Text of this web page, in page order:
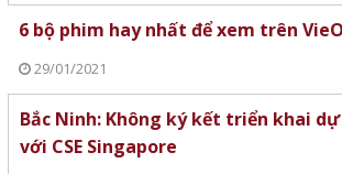
6 bộ phim hay nhất để xem trên
29/01/2021
Bắc Ninh: Không ký kết triển khai
với CSE Singapore